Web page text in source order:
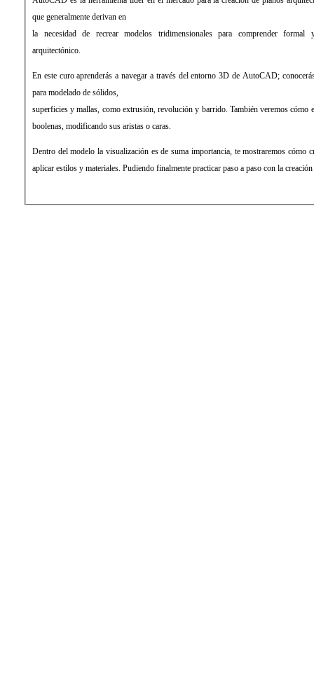
que generalmente derivan en
la necesidad de recrear modelos tridimensionales para comprender formal
arquitectónico.
En este curo aprenderás a navegar a través del entorno 3D de AutoCAD;
para modelado de sólidos,
superficies y mallas, como extrusión, revolución y barrido. También veremos cómo
boolenas, modificando sus aristas o caras.
Dentro del modelo la visualización es de suma importancia, te mostraremos cómo
aplicar estilos y materiales. Pudiendo finalmente practicar paso a paso con la